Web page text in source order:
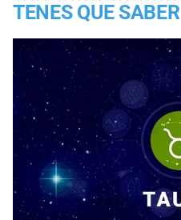
TENES QUE SABER